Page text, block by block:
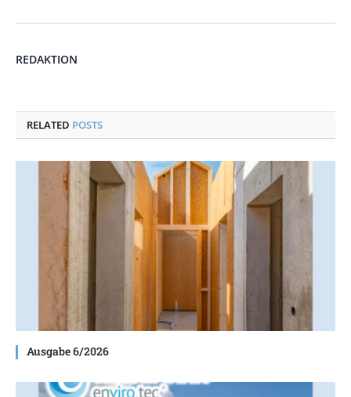
REDAKTION
RELATED POSTS
Ausgabe 6/2026